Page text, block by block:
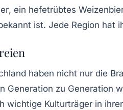
, ein hefetrübtes
ist. Jede Region hat
haben nicht nur die
Generation zu Generation
wichtige Kulturträger in